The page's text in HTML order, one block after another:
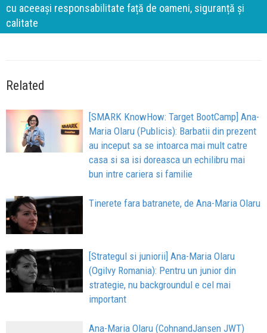
cu aceeași responsabilitate față de oameni, siguranță și
calitate
Related
[SMARK KnowHow: Target BootCamp] Ana-
Maria Olaru (Publicis): Barbatii din prezent
au inceput sa se intoarca mai mult catre
casa si sa isi doreasca un echilibru mai
bun intre cariera si familie
Tinerete fara batranete, de Ana-Maria Olaru
[Strategul si juniorii] Ana-Maria Olaru
(Ogilvy Romania): Pentru un junior din
strategie, nu backgroundul e cel mai
important
Ana-Maria Olaru (CohnandJansen JWT)